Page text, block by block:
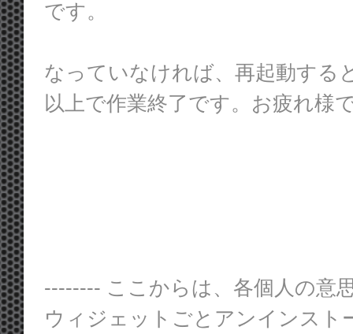
です。
なっていなければ、再起動する
以上で作業終了です。お疲れ様
-------- ここからは、各個人の意
ウィジェットごとアンインス